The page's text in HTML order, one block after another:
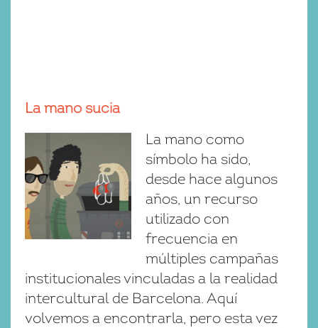
La mano sucia
La mano como
símbolo ha sido,
desde hace algunos
años, un recurso
utilizado con
frecuencia en
múltiples campañas
institucionales vinculadas a la realidad
intercultural de Barcelona. Aquí
volvemos a encontrarla, pero esta vez